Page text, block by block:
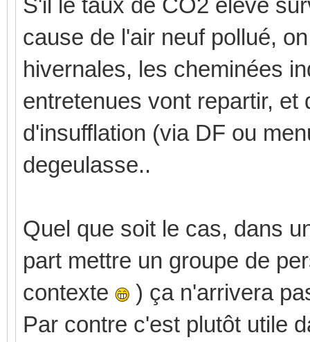
cause de l'air neuf pollué,
hivernales, les cheminées
entretenues vont repartir, et
d'insufflation (via DF ou
degeulasse..
Quel que soit le cas, dans
part mettre un groupe de
contexte
) ça n'arrivera
Par contre c'est plutôt utile